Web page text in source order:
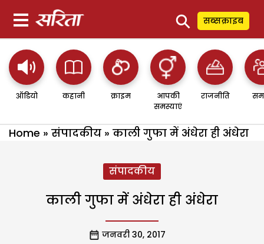
⚲ सब्सक्राइब
ऑडियो कहानी क्राइम
आपकी
समस्याएं
राजनीति
Home » संपादकीय » काली गुफा में अंधेरा ही अंधेरा
संपादकीय
काली गुफा में अंधेरा ही अंधेरा
जनवरी 30, 2017